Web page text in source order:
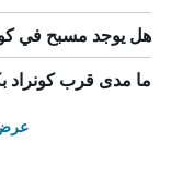
هل يوجد مسبح في
ما مدى قرب كونراد
عرض